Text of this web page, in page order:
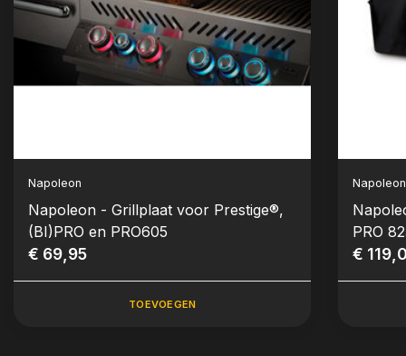
Napoleon
Napoleon - Grillplaat voor Prestige®,
(BI)PRO en PRO605
€ 69,95
TOEVOEGEN
Napoleon
PRO
€